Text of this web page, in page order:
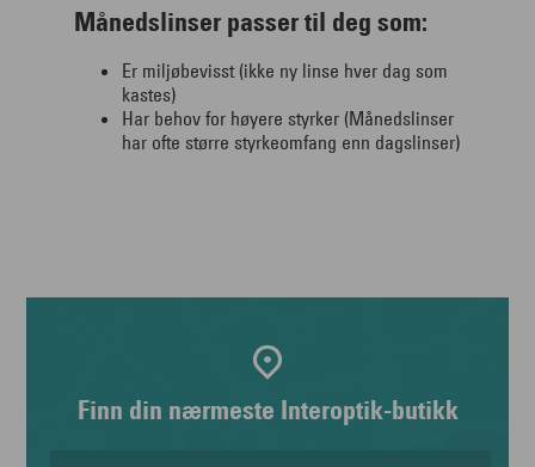
Månedslinser passer til deg som:
Er miljøbevisst (ikke ny linse hver dag som
kastes)
Har behov for høyere styrker (Månedslinser
har ofte større styrkeomfang enn dagslinser)
Finn din nærmeste Interoptik-butikk